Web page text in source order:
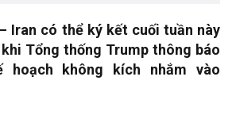
Iran có thể ký kết cuối tuần này
Tổng thống Trump thông báo
hoạch không kích nhắm vào